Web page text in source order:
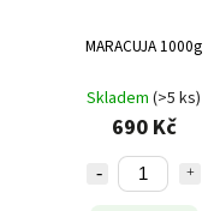
MARACUJA 1000g
Skladem (>5 ks)
690 Kč